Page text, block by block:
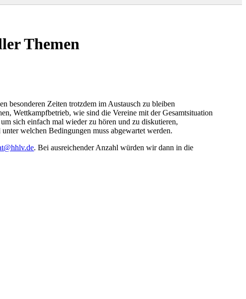
Themen
besonderen Zeiten trotzdem im Austausch zu bleiben
Wettkampfbetrieb, wie sind die Vereine mit der Gesamtsituation
sich einfach mal wieder zu hören und zu diskutieren,
welchen Bedingungen muss abgewartet werden.
. Bei ausreichender Anzahl würden wir dann in die